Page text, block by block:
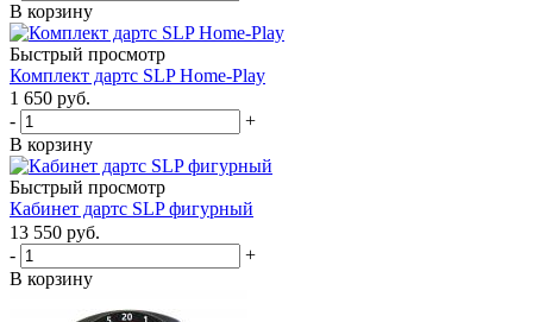
В корзину
Быстрый просмотр
Комплект дартс SLP Home-Play
1 650 руб.
-
+
В корзину
Быстрый просмотр
Кабинет дартс SLP фигурный
13 550 руб.
-
+
В корзину